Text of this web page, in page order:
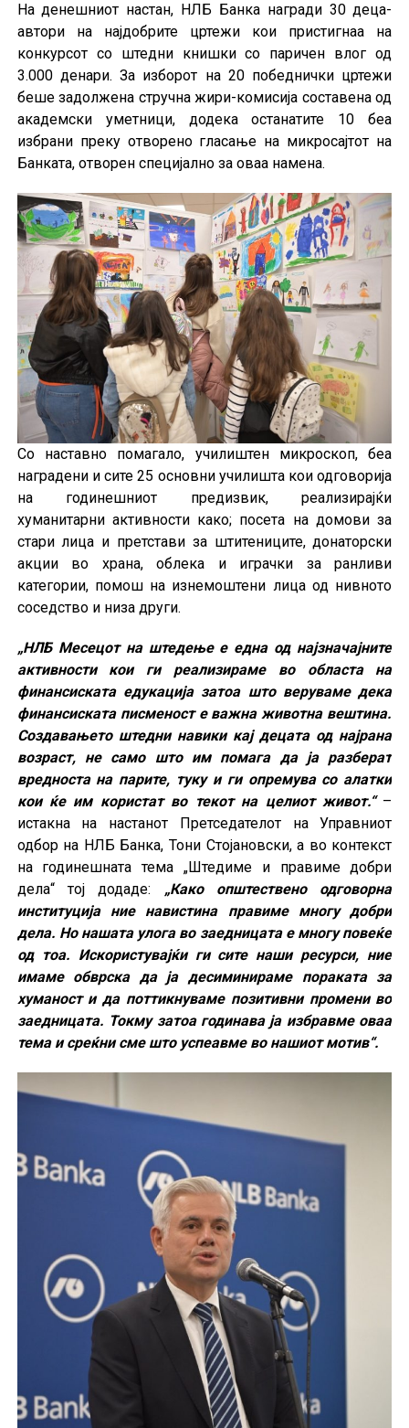
На денешниот настан, НЛБ Банка награди 30 деца-
автори на најдобрите цртежи кои пристигнаа на
конкурсот со штедни книшки со паричен влог од
3.000 денари. За изборот на 20 победнички цртежи
беше задолжена стручна жири-комисија составена од
академски уметници, додека останатите 10 беа
избрани преку отворено гласање на микросајтот на
Банката, отворен специјално за оваа намена.
Со наставно помагало, училиштен микроскоп, беа
наградени и сите 25 основни училишта кои одговорија
на годинешниот предизвик, реализирајќи
хуманитарни активности како; посета на домови за
стари лица и претстави за штитениците, донаторски
акции во храна, облека и играчки за ранливи
категории, помош на изнемоштени лица од нивното
соседство и низа други.
„НЛБ Месецот на штедење е една од најзначајните
активности кои ги реализираме во областа на
финансиската едукација затоа што веруваме дека
финансиската писменост е важна животна вештина.
Создавањето штедни навики кај децата од најрана
возраст, не само што им помага да ја разберат
вредноста на парите, туку и ги опремува со алатки
кои ќе им користат во текот на целиот живот.“–
истакна на настанот Претседателот на Управниот
одбор на НЛБ Банка, Тони Стојановски, а во контекст
на годинешната тема „Штедиме и правиме добри
дела“ тој додаде: „Како општествено одговорна
институција ние навистина правиме многу добри
дела. Но нашата улога во заедницата е многу повеќе
од тоа. Искористувајќи ги сите наши ресурси, ние
имаме обврска да ја десиминираме пораката за
хуманост и да поттикнуваме позитивни промени во
заедницата. Токму затоа годинава ја избравме оваа
тема и среќни сме што успеавме во нашиот мотив“.